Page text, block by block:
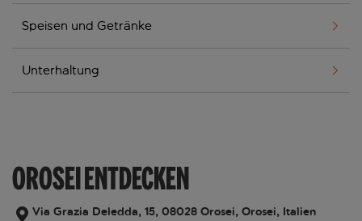
Speisen und Getränke
Unterhaltung
OROSEI ENTDECKEN
Via Grazia Deledda, 15, 08028 Orosei, Orosei, Italien